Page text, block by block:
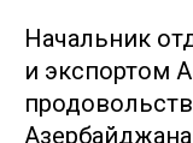
Начальник
и экспортом